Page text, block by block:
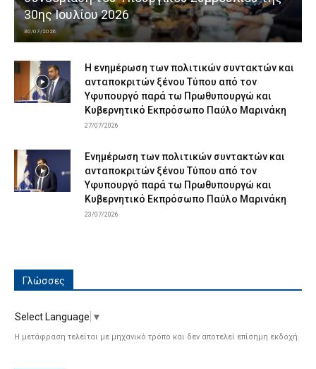
30ης Ιουλίου 2026
30/07/2026
Η ενημέρωση των πολιτικών συντακτών και
ανταποκριτών ξένου Τύπου από τον
Υφυπουργό παρά τω Πρωθυπουργώ και
Κυβερνητικό Εκπρόσωπο Παύλο Μαρινάκη
27/07/2026
Ενημέρωση των πολιτικών συντακτών και
ανταποκριτών ξένου Τύπου από τον
Υφυπουργό παρά τω Πρωθυπουργώ και
Κυβερνητικό Εκπρόσωπο Παύλο Μαρινάκη
23/07/2026
Γλώσσες
Select Language ▼
Η μετάφραση τελείται με μηχανικό τρόπο και δεν αποτελεί επίσημη εκδοχή.